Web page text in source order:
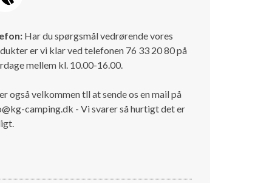
Har du spørgsmål vedrørende vores
er vi klar ved telefonen 76 33 20 80 på
mellem kl. 10.00-16.00.
også velkommen tll at sende os en mail på
camping.dk - Vi svarer så hurtigt det er